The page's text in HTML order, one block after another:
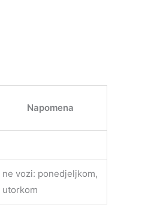
Napomena
ne vozi: ponedjeljkom,
utorkom